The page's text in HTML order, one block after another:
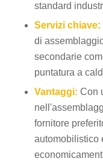
standard
Servizi chiave:
di
secondarie
puntatura a
Vantaggi: Con
fornitore
automobilistico